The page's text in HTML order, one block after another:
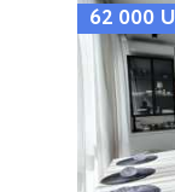
62 000